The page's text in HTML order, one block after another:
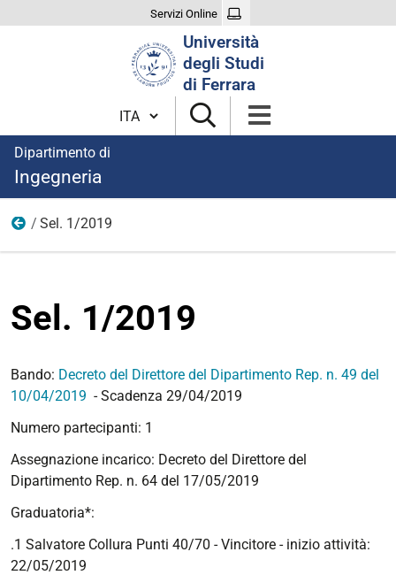
Servizi Online
Università
degli Studi
di Ferrara
Cambia lingua
Dipartimento di
Ingegneria
Anno 2019
Sel. 1/2019
Sel. 1/2019
Bando: Decreto del Direttore del Dipartimento Rep. n. 49 del
10/04/2019 - Scadenza 29/04/2019
Numero partecipanti: 1
Assegnazione incarico: Decreto del Direttore del
Dipartimento Rep. n. 64 del 17/05/2019
Graduatoria*:
.1 Salvatore Collura Punti 40/70 - Vincitore - inizio attività:
22/05/2019